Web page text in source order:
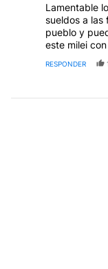
Lamentable
sueldos a las
pueblo y
este milei
RESPONDER